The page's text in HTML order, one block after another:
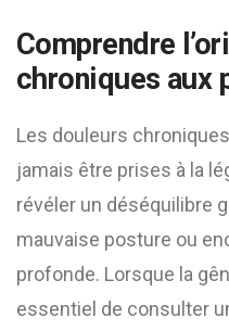
Comprendre
chroniques aux
Les douleurs
jamais être prises à la
révéler un déséquilibre
mauvaise posture ou
profonde. Lorsque la
essentiel de consulter